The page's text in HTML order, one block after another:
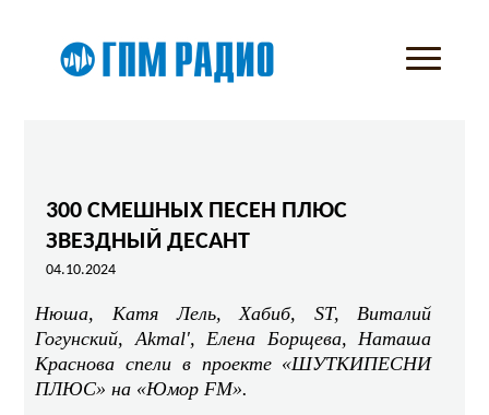
300 СМЕШНЫХ ПЕСЕН ПЛЮС
ЗВЕЗДНЫЙ ДЕСАНТ
04.10.2024
Нюша, Катя Лель, Хабиб, ST, Виталий
Гогунский, Akmal', Елена Борщева, Наташа
Краснова спели в проекте «ШУТКИПЕСНИ
ПЛЮС» на «ЮморFM».